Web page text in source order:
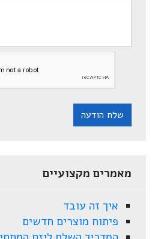
שלח הודעה
מאמרים מקצועיים
איך זה עובד
פיתוח מוצרים חדשים